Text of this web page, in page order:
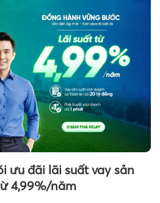
ưu đãi lãi suất vay sản
4,99%/năm